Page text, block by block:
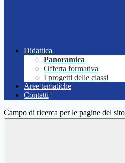
Didattica
Panoramica
Offerta formativa
I progetti delle classi
Aree tematiche
Contatti
Campo di ricerca per le pagine del sito